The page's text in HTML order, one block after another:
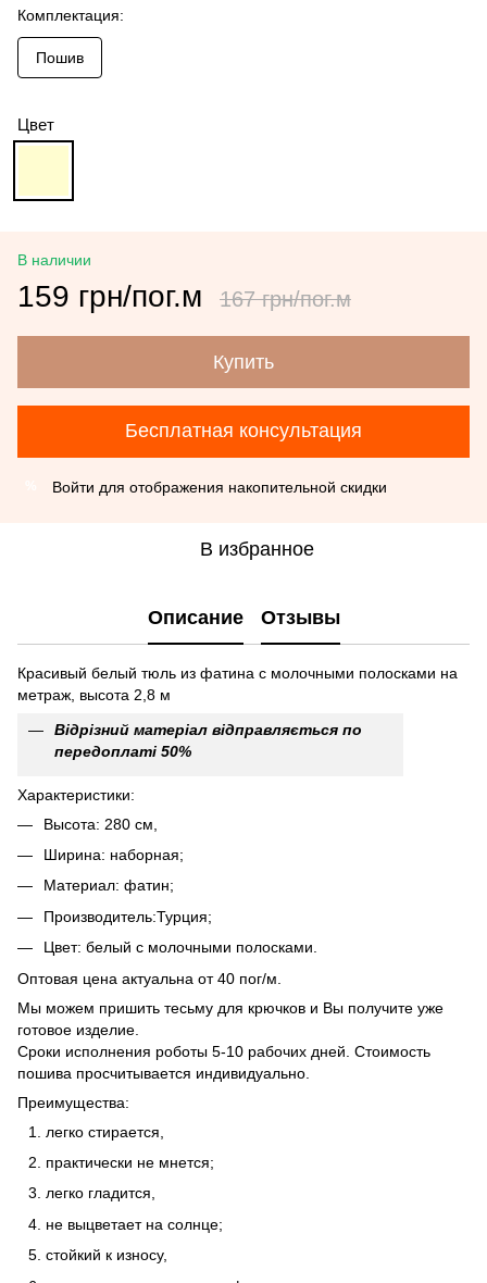
Комплектация:
Пошив
Цвет
В наличии
159 грн/пог.м 167 грн/пог.м
Купить
Бесплатная консультация
Войти для отображения накопительной скидки
В избранное
Описание Отзывы
Красивый белый тюль из фатина с молочными полосками на
метраж, высота 2,8 м
Відрізний матеріал відправляється по
передоплаті 50%
Характеристики:
Высота: 280 см,
Ширина: наборная;
Материал: фатин;
Производитель:Турция;
Цвет: белый с молочными полосками.
Оптовая цена актуальна от 40 пог/м.
Мы можем пришить тесьму для крючков и Вы получите уже
готовое изделие.
Сроки исполнения роботы 5-10 рабочих дней. Стоимость
пошива просчитывается индивидуально.
Преимущества:
легко стирается,
практически не мнется;
легко гладится,
не выцветает на солнце;
стойкий к износу,